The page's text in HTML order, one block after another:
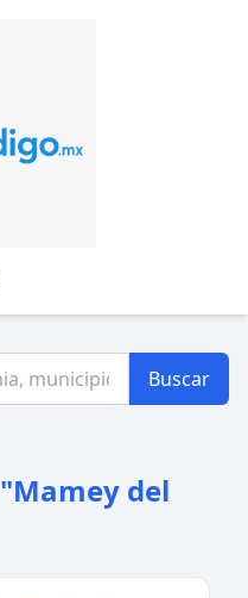
Buscar
"Mamey del